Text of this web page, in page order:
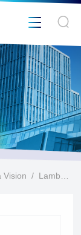
Vision / Lambda Vision TFW-100分光膜厚仪